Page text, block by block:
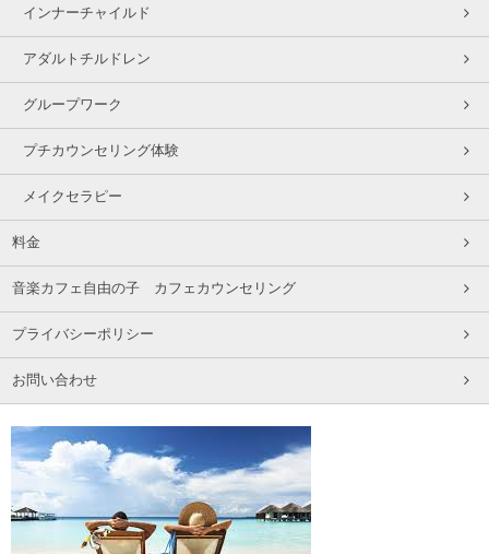
インナーチャイルド
アダルトチルドレン
グループワーク
プチカウンセリング体験
メイクセラピー
料金
音楽カフェ自由の子 カフェカウンセリング
プライバシーポリシー
お問い合わせ